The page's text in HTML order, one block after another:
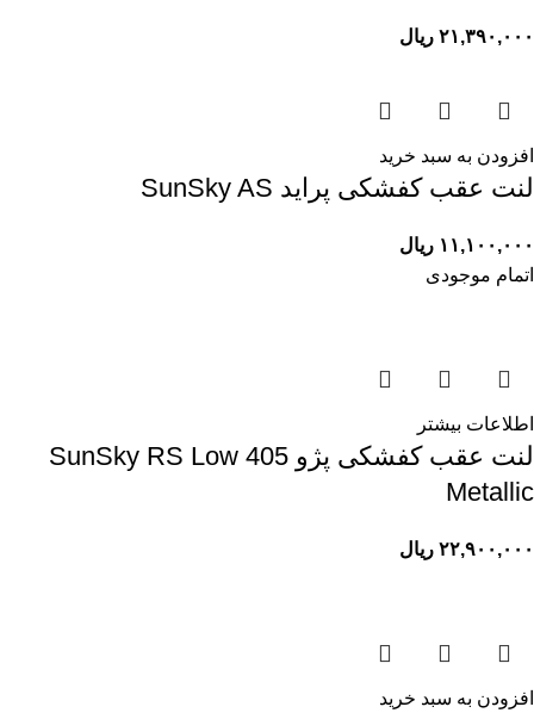
۲۱,۳۹۰,۰۰۰ ریال
افزودن به سبد خرید
لنت عقب کفشکی پرايد SunSky AS
۱۱,۱۰۰,۰۰۰ ریال
اتمام موجودی
اطلاعات بیشتر
لنت عقب کفشکی پژو 405 SunSky RS Low
Metallic
۲۲,۹۰۰,۰۰۰ ریال
افزودن به سبد خرید